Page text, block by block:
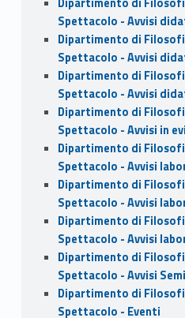
Spettacolo - Avvisi
Dipartimento di
Spettacolo - Avvisi
Dipartimento di
Spettacolo - Avvisi
Dipartimento di
Spettacolo - Avvisi in
Dipartimento di
Spettacolo - Avvisi
Dipartimento di
Spettacolo - Avvisi
Dipartimento di
Spettacolo - Avvisi
Dipartimento di
Spettacolo - Avvisi
Dipartimento di
Spettacolo - Eventi